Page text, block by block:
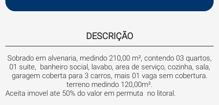
DESCRIÇÃO
Sobrado em alvenaria, medindo 210,00 m², contendo 03 quartos,
01 suite, banheiro social, lavabo, area de serviço, cozinha, sala,
garagem coberta para 3 carros, mais 01 vaga sem cobertura.
terreno medindo 120,00m².
Aceita imovel ate 50% do valor em permuta no litoral.